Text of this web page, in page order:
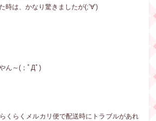
時は、かなり驚きましたが(;’∀’)
ん～(；ﾟДﾟ)
くらくメルカリ便で配送時にトラブルがあれ